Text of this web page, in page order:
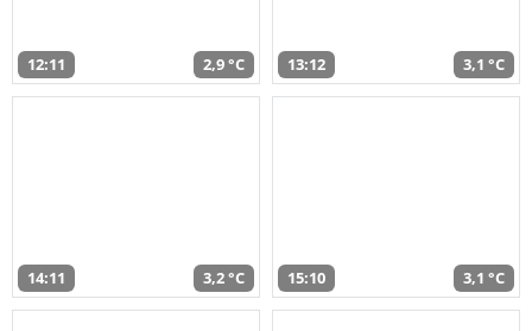
12:11 2,9 °C 13:12 3,1 °C
14:11 3,2 °C 15:10 3,1 °C